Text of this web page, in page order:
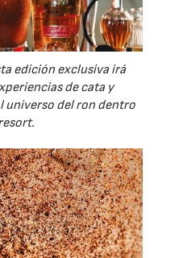
edición exclusiva irá
de cata y
universo del ron dentro